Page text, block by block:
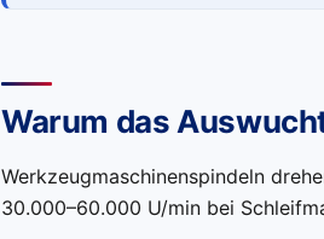
Warum das
Werkzeugmaschinenspindeln
30.000–60.000 U/min bei